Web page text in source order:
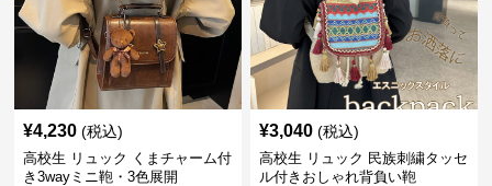
¥4,230 (税込)
高校生 リュック くまチャーム付
き3wayミニ鞄・3色展開
¥3,040 (税込)
高校生 リュック 民族刺繍タッセ
ル付きおしゃれ背負い鞄